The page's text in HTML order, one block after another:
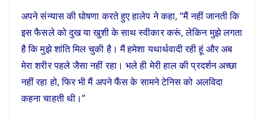
अपने संन्यास की घोषणा करते हुए हालेप ने कहा, “मैं नहीं जानती कि
इस फैसले को दुख या खुशी के साथ स्वीकार करूं, लेकिन मुझे लगता
है कि मुझे शांति मिल चुकी है। मैं हमेशा यथार्थवादी रही हूं और अब
मेरा शरीर पहले जैसा नहीं रहा। भले ही मेरी हाल की प्रदर्शन अच्छा
नहीं रहा हो, फिर भी मैं अपने फैंस के सामने टेनिस को अलविदा
कहना चाहती थी।”